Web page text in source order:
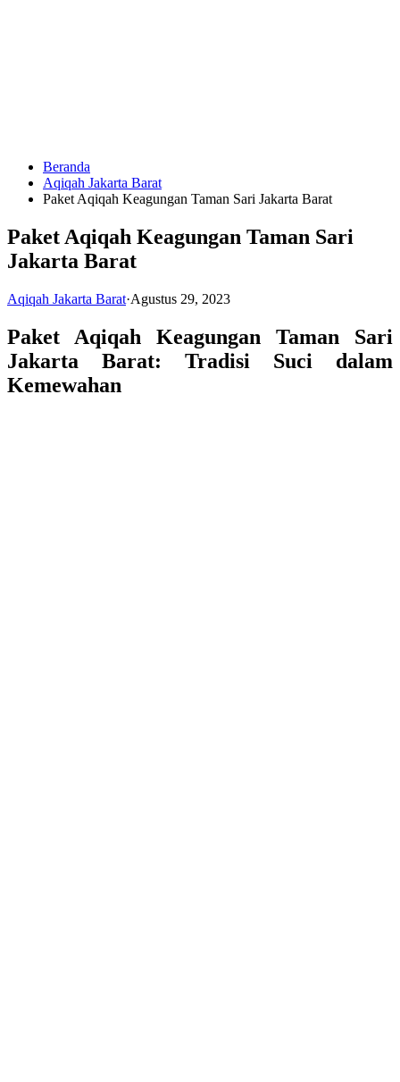
HUBUNGI
KAMI
0823
1246
6713
Beranda
Aqiqah Jakarta Barat
Paket Aqiqah Keagungan Taman Sari Jakarta Barat
Paket Aqiqah Keagungan Taman Sari
Jakarta Barat
Aqiqah Jakarta Barat·Agustus 29, 2023
Paket Aqiqah Keagungan Taman Sari
Jakarta Barat: Tradisi Suci dalam
Kemewahan